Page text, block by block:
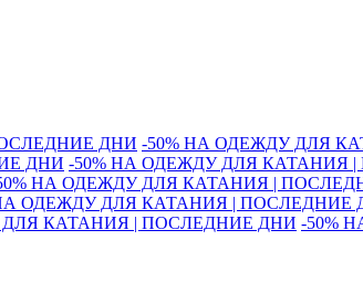
ДНИ -50% НА ОДЕЖДУ ДЛЯ
ДНИ -50% НА ОДЕЖДУ ДЛЯ КАТАНИЯ
НА ОДЕЖДУ ДЛЯ КАТАНИЯ |
ОДЕЖДУ ДЛЯ КАТАНИЯ | ПОСЛЕДНИЕ
ДЛЯ КАТАНИЯ | ПОСЛЕДНИЕ ДНИ -50%